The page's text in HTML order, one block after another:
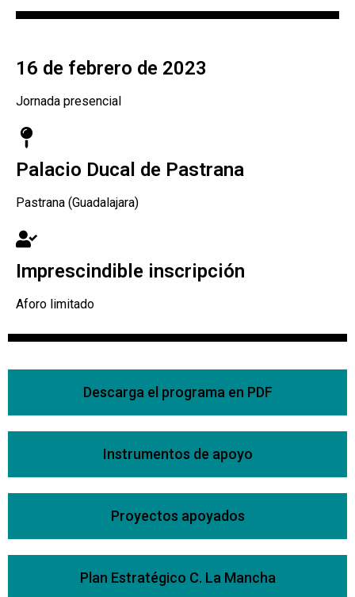
16 de febrero de 2023
Jornada presencial
Palacio Ducal de Pastrana
Pastrana (Guadalajara)
Imprescindible inscripción
Aforo limitado
Descarga el programa en PDF
Instrumentos de apoyo
Proyectos apoyados
Plan Estratégico C. La Mancha